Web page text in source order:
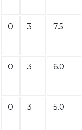
0 3 7.5
0 3 6.0
0 3 5.0